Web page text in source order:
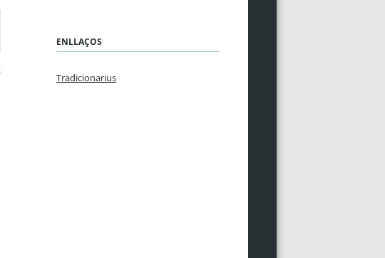
ENLLAÇOS
Tradicionarius